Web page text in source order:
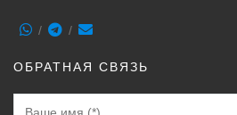
ОБРАТНАЯ СВЯЗЬ